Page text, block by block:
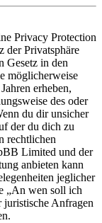
Privacy Protection
der Privatsphäre
Gesetz in den
möglicherweise
erheben,
des oder
du dir unsicher
der du dich zu
rechtlichen
Limited und der
anbieten kann
jeglicher
„An wen soll ich
juristische Anfragen